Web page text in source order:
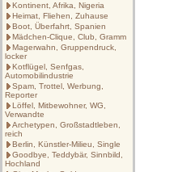
Kontinent, Afrika, Nigeria
Heimat, Fliehen, Zuhause
Boot, Überfahrt, Spanien
Mädchen-Clique, Club, Gramm
Magerwahn, Gruppendruck,
locker
Kotflügel, Senfgas,
Automobilindustrie
Spam, Trottel, Werbung,
Reporter
Löffel, Mitbewohner, WG,
Verwandte
Archetypen, Großstadtleben,
reich
Berlin, Künstler-Milieu, Single
Goodbye, Teddybär, Sinnbild,
Hochland